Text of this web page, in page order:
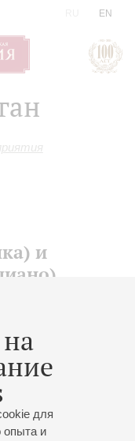
EN
для
опыта и
и
и фортепиано;
импровизация из
№ 1 для скрипки
для скрипки и